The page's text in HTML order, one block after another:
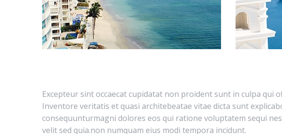
Excepteur sint occaecat cupidatat non proident sunt in culpa
Inventore veritatis et quasi architebeatae vitae dicta sunt
consequunturmagni dolores eos qui ratione voluptatem sequi
velit sed quia.non numquam eius modi tempora incidunt.